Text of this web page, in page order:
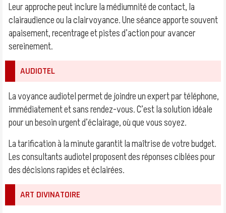
Leur approche peut inclure la médiumnité de contact, la
clairaudience ou la clairvoyance. Une séance apporte souvent
apaisement, recentrage et pistes d’action pour avancer
sereinement.
AUDIOTEL
La voyance audiotel permet de joindre un expert par téléphone,
immédiatement et sans rendez-vous. C’est la solution idéale
pour un besoin urgent d’éclairage, où que vous soyez.
La tarification à la minute garantit la maîtrise de votre budget.
Les consultants audiotel proposent des réponses ciblées pour
des décisions rapides et éclairées.
ART DIVINATOIRE